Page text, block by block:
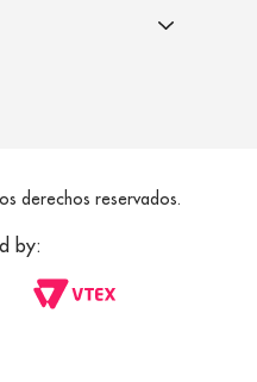
derechos reservados.
by: